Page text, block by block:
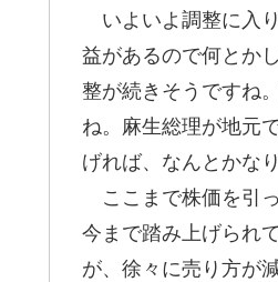
いよいよ調整に入
益があるので何とか
整が続きそうですね
ね。麻生総理が地元
げれば、なんとかな
ここまで株価を引
今まで踏み上げられ
が、徐々に売り方が